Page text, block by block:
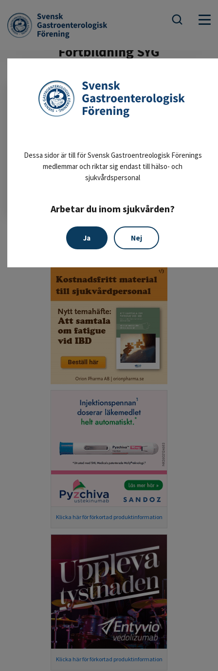
Dessa sidor är till för Svensk Gastroentreologisk Förenings
medlemmar och riktar sig endast till hälso- och
sjukvårdspersonal
Arbetar du inom sjukvården?
Ja Nej
Fortbildning SYG
Webinarium SYG
Klicka här för förkortad produktinformation
Klicka här för förkortad produktinformation